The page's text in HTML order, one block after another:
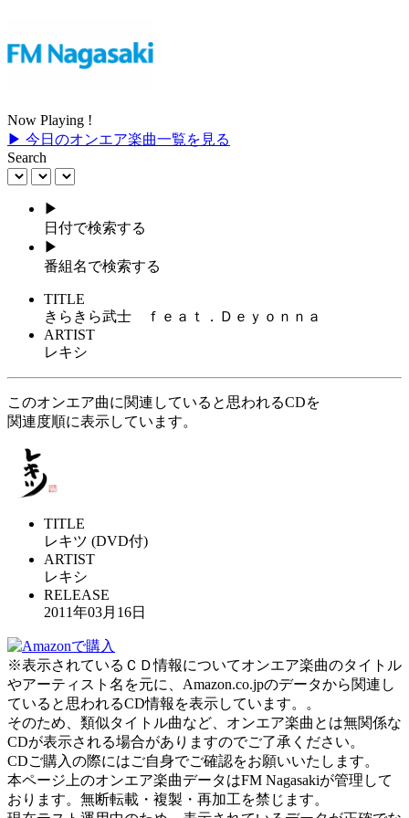
Now Playing !
▶ 今日のオンエア楽曲一覧を見る
Search
▶
日付で検索する
▶
番組名で検索する
TITLE
きらきら武士 ｆｅａｔ．Ｄｅｙｏｎｎａ
ARTIST
レキシ
このオンエア曲に関連していると思われるCDを
関連度順に表示しています。
TITLE
レキツ (DVD付)
ARTIST
レキシ
RELEASE
2011年03月16日
※表示されているＣＤ情報についてオンエア楽曲のタイトル
やアーティスト名を元に、Amazon.co.jpのデータから関連し
ていると思われるCD情報を表示しています。。
そのため、類似タイトル曲など、オンエア楽曲とは無関係な
CDが表示される場合がありますのでご了承ください。
CDご購入の際にはご自身でご確認をお願いいたします。
本ページ上のオンエア楽曲データはFM Nagasakiが管理して
おります。無断転載・複製・再加工を禁じます。